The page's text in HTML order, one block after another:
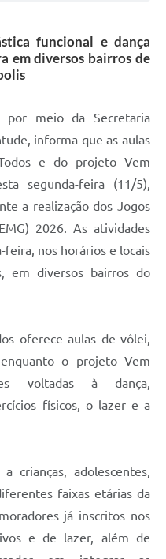
funcional e dança
em diversos bairros de
por meio da Secretaria
informa que as aulas
e do projeto Vem
segunda-feira (11/5),
a realização dos Jogos
2026. As atividades
nos horários e locais
em diversos bairros do
oferece aulas de vôlei,
o projeto Vem
voltadas à dança,
físicos, o lazer e a
crianças, adolescentes,
faixas etárias da
já inscritos nos
e de lazer, além de